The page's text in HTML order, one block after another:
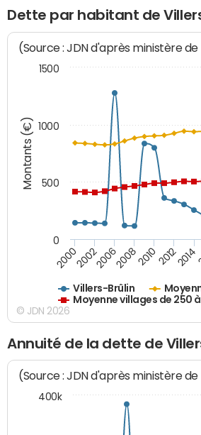
Dette par habitant de
Montants (€)
(Source : JDN d'après ministère
Villers-Brûlin
Moyenne villages de 250
2000200220062008201020122014
0
500
1000
1500
© JDN 2026
Annuité de la dette de
(Source : JDN d'après ministère
400k